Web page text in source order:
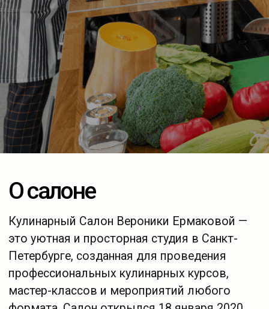
О салоне
Кулинарный Салон Вероники Ермаковой —
это уютная и просторная студия в Санкт-
Петербурге, созданная для проведения
профессиональных кулинарных курсов,
мастер-классов и мероприятий любого
формата. Салон открылся 18 января 2020
года и располагается на площади в 165 м²,
обеспечивая комфортное кулинарное
времяпрепровождение, вне зависимости
Основные преимущества: